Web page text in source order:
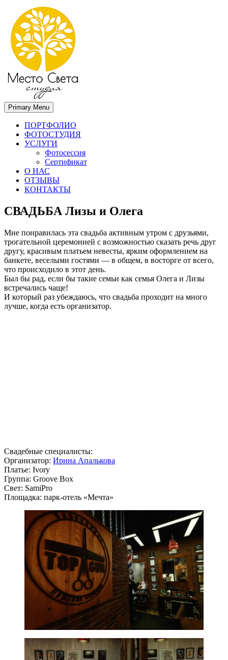
Место света. Свадебный фотограф в Орле Апальков Вячеслав
Свадебный фотограф в Орле
Primary Menu
ПОРТФОЛИО
ФОТОСТУДИЯ
УСЛУГИ
Фотосессия
Сертификат
О НАС
ОТЗЫВЫ
КОНТАКТЫ
СВАДЬБА Лизы и Олега
Мне понравилась эта свадьба активным утром с друзьями,
трогательной церемонией с возможностью сказать речь друг
другу, красивым платьем невесты, ярким оформлением на
банкете, веселыми гостями — в общем, в восторге от всего,
что происходило в этот день.
Был бы рад, если бы такие семьи как семья Олега и Лизы
встречались чаще!
И который раз убеждаюсь, что свадьба проходит на много
лучше, когда есть организатор.
Свадебные специалисты:
Организатор: Ирина Апалькова
Платье: Ivory
Группа: Groove Box
Свет: SamiPro
Площадка: парк-отель «Мечта»